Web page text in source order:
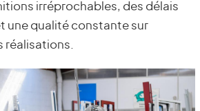
irréprochables, des délais
une qualité constante sur
réalisations.